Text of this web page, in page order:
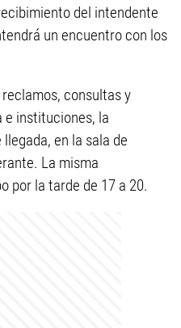
del intendente
un encuentro con los
consultas y
e instituciones, la
en la sala de
La misma
por la tarde de 17 a 20.